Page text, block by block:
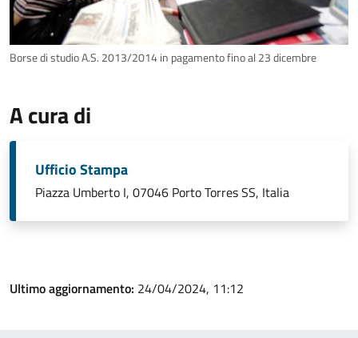
Borse di studio A.S. 2013/2014 in pagamento fino al 23 dicembre
A cura di
Ufficio Stampa
Piazza Umberto I, 07046 Porto Torres SS, Italia
Ultimo aggiornamento: 24/04/2024, 11:12